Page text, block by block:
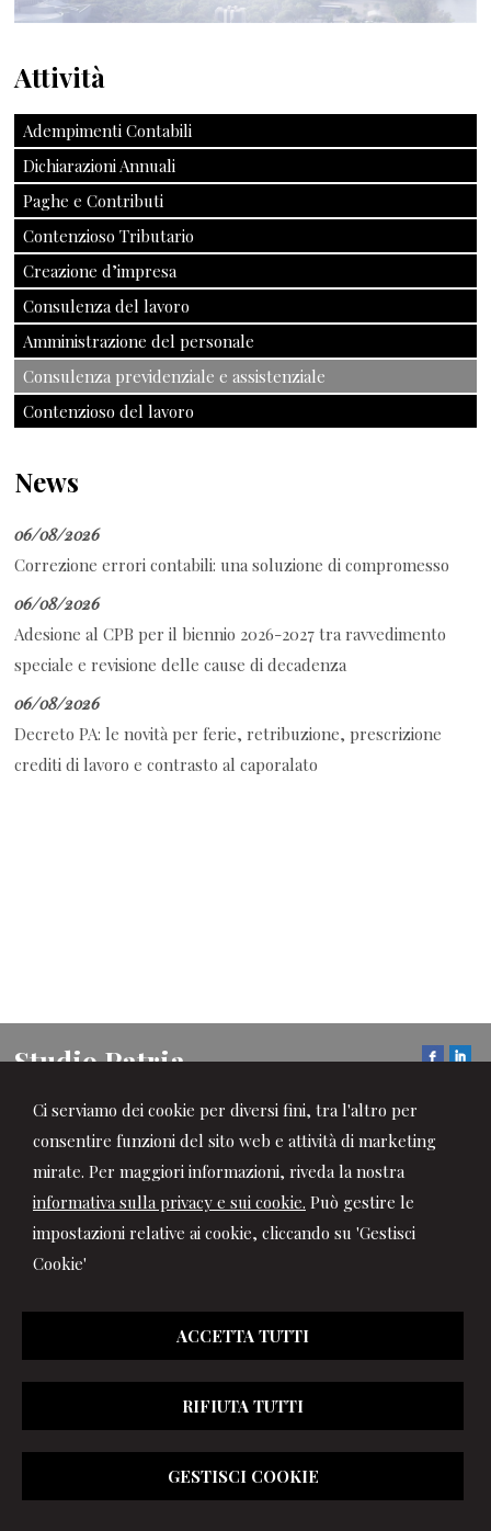
Ci serviamo dei cookie per diversi fini, tra l'altro per
consentire funzioni del sito web e attività di marketing
mirate. Per maggiori informazioni, riveda la nostra
informativa sulla privacy e sui cookie. Può gestire le
impostazioni relative ai cookie, cliccando su 'Gestisci
Cookie'
ACCETTA TUTTI
RIFIUTA TUTTI
GESTISCI COOKIE
Attività
Adempimenti Contabili
Dichiarazioni Annuali
Paghe e Contributi
Contenzioso Tributario
Creazione d’impresa
Consulenza del lavoro
Amministrazione del personale
Consulenza previdenziale e assistenziale
Contenzioso del lavoro
News
06/08/2026
Correzione errori contabili: una soluzione di compromesso
06/08/2026
Adesione al CPB per il biennio 2026-2027 tra ravvedimento
speciale e revisione delle cause di decadenza
06/08/2026
Decreto PA: le novità per ferie, retribuzione, prescrizione
crediti di lavoro e contrasto al caporalato
Studio Patria
Consulenza Fiscale - Societaria - Lavoro
TO
© 2026 Copyright Studio Patria . Tutti i diritti riservati | P.IVA
11959510014 |Gestisci Cookie-Sitemap-Privacy-Cookie
policy-Credits